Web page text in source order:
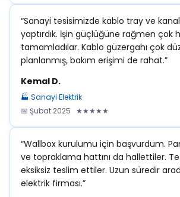
“Sanayi tesisimizde kablo tray ve
yaptırdık. İşin güçlüğüne rağmen çok
tamamladılar. Kablo güzergahı çok
planlanmış, bakım erişimi de rahat.”
Kemal D.
🏭 Sanayi Elektrik
📅 Şubat 2025 ★★★★★
“Wallbox kurulumu için başvurdum.
ve topraklama hattını da hallettiler.
eksiksiz teslim ettiler. Uzun süredir
elektrik firması.”